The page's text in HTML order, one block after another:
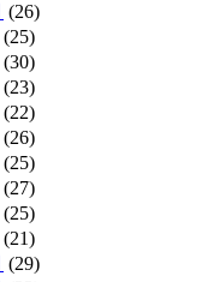
(26)
(25)
(30)
(23)
(22)
(26)
(25)
(27)
(25)
(21)
(29)